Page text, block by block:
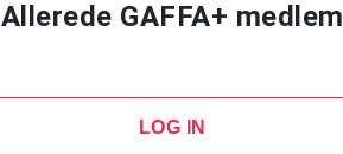
Allerede GAFFA+ medlem
LOG IN